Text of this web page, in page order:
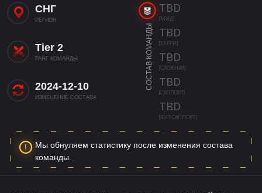
СНГ
РЕГИОН
Tier 2
РАНГ КОМАНДЫ
2024-12-10
ИЗМЕНЕНИЕ СОСТАВА
СОСТАВ КОМАНДЫ
TBD
[МИД]
TBD
[КЕРРИ]
TBD
[СЛОЖНАЯ]
TBD
[САППОРТ]
TBD
[ФУЛ САППОРТ]
Мы обнуляем статистику после изменения состава
команды.